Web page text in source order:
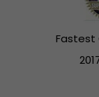
Fastest